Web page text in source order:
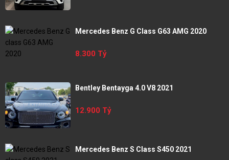
Mercedes Benz G Class G63 AMG 2020
8.300 Tỷ
Bentley Bentayga 4.0 V8 2021
12.900 Tỷ
Mercedes Benz S Class S450 2021